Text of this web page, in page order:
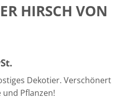
HIRSCH VON
Dekotier. Verschönert
und Pflanzen!